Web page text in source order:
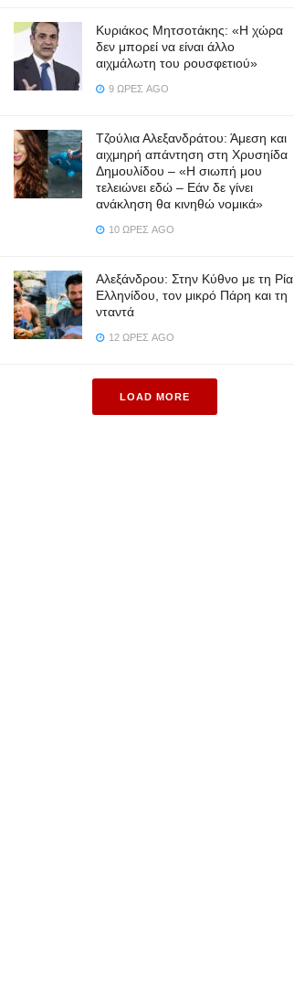
Κυριάκος Μητσοτάκης: «Η χώρα
δεν μπορεί να είναι άλλο
αιχμάλωτη του ρουσφετιού»
9 ΏΡΕΣ AGO
Τζούλια Αλεξανδράτου: Άμεση και
αιχμηρή απάντηση στη Χρυσηίδα
Δημουλίδου – «Η σιωπή μου
τελειώνει εδώ – Εάν δε γίνει
ανάκληση θα κινηθώ νομικά»
10 ΏΡΕΣ AGO
Αλεξάνδρου: Στην Κύθνο με τη Ρία
Ελληνίδου, τον μικρό Πάρη και τη
νταντά
12 ΏΡΕΣ AGO
LOAD MORE